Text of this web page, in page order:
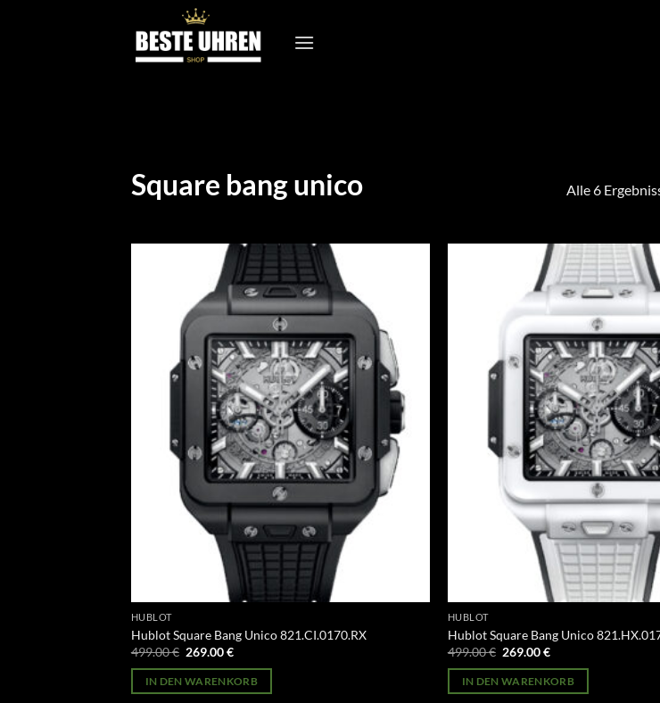
Square bang unico Alle 6
HUBLOT
Hublot Square Bang Unico 821.CI.0170.RX
499.00€ Ursprünglicher
war:
499.00 €
269.00€Aktueller
ist:
269.00 €.
IN DEN WARENKORB
HUBLOT
Hublot Square Bang Unico
499.00€ Ursprünglicher
war:
499.00 €
269.00€Aktueller
ist:
269.00 €.
IN DEN WARENKORB